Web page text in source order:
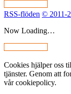
RSS-flöden © 2011-
Now Loading…
Cookies hjälper oss
tjänster. Genom att
vår cookiepolicy.